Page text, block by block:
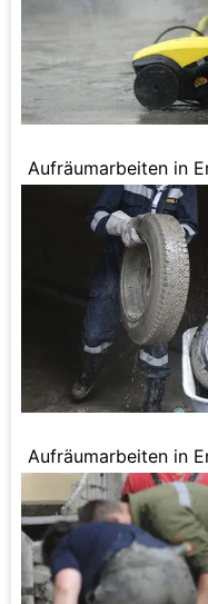
Aufräumarbeiten in
Aufräumarbeiten in